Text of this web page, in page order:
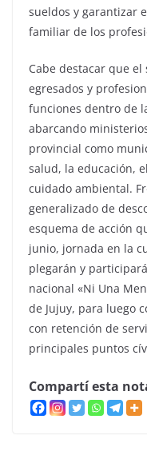
sueldos y garantizar
familiar de los
​Cabe destacar que
egresados y
funciones dentro de
abarcando
provincial como
salud, la educación,
cuidado ambiental.
generalizado de
esquema de acción
junio, jornada en la
plegarán y
nacional «Ni Una
de Jujuy, para luego
con retención de
principales puntos
Compartí esta